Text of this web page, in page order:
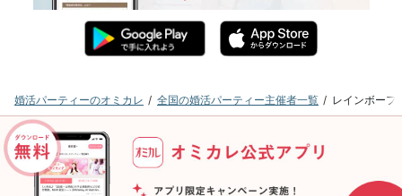
婚活パーティーのオミカレ 全国の婚活パーティー主催者一覧 レインボーフ